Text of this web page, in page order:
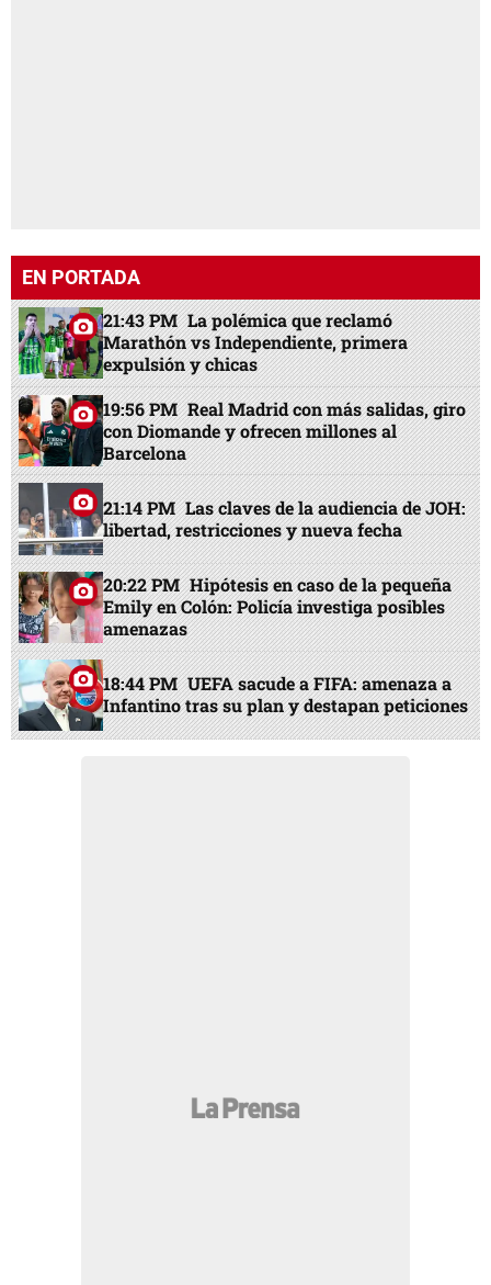
EN PORTADA
21:43 PM La polémica que reclamó
Marathón vs Independiente, primera
expulsión y chicas
19:56 PM Real Madrid con más salidas, giro
con Diomande y ofrecen millones al
Barcelona
21:14 PM Las claves de la audiencia de JOH:
libertad, restricciones y nueva fecha
20:22 PM Hipótesis en caso de la pequeña
Emily en Colón: Policía investiga posibles
amenazas
18:44 PM UEFA sacude a FIFA: amenaza a
Infantino tras su plan y destapan peticiones